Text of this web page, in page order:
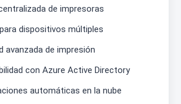
de impresoras
dispositivos múltiples
avanzada de impresión
con Azure Active Directory
automáticas en la nube